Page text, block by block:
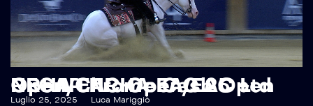
RECAP NRHA EAC 25 – NRHA EAC Open/EAC Ltd Open/Chrome Cash Open
Luglio 25, 2025 Luca Mariggiò